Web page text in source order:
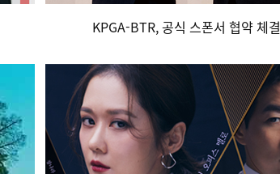
KPGA-BTR, 공식 스폰서 협약 체결